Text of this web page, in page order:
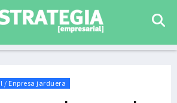
/ Enpresa jarduera